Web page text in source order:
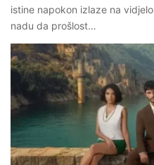
istine napokon izlaze na
nadu da prošlost…